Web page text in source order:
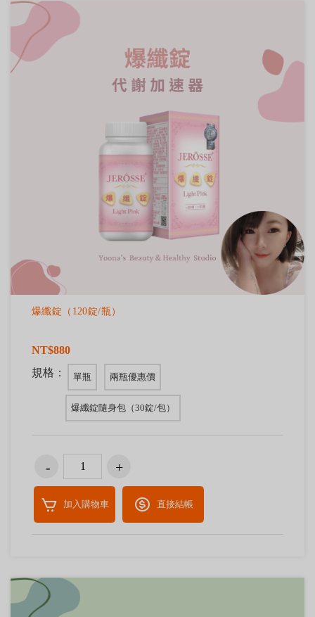
爆纖錠（120錠/瓶）
NT$880
規格：
單瓶 兩瓶優惠價
爆纖錠隨身包（30錠/包）
加入購物車 直接結帳